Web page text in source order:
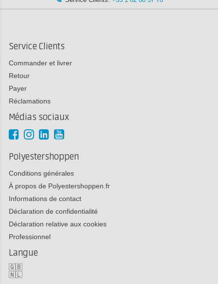
Service Clients
Commander et livrer
Retour
Payer
Réclamations
Médias sociaux
Polyestershoppen
Conditions générales
À propos de Polyestershoppen.fr
Informations de contact
Déclaration de confidentialité
Déclaration relative aux cookies
Professionnel
Langue
🇬🇧
🇳🇱